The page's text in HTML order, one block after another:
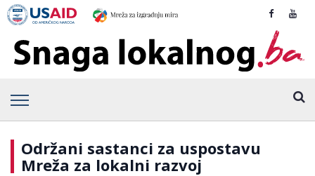
Održani sastanci za uspostavu
Mreža za lokalni razvoj